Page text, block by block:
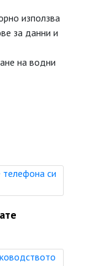
използва
за данни и
на водни